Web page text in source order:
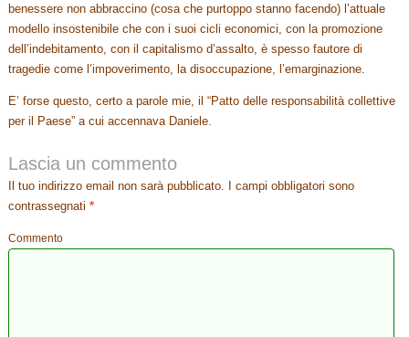
benessere non abbraccino (cosa che purtoppo stanno facendo) l’attuale
modello insostenibile che con i suoi cicli economici, con la promozione
dell’indebitamento, con il capitalismo d’assalto, è spesso fautore di
tragedie come l’impoverimento, la disoccupazione, l’emarginazione.
E’ forse questo, certo a parole mie, il “Patto delle responsabilità collettive
per il Paese” a cui accennava Daniele.
Lascia un commento
Il tuo indirizzo email non sarà pubblicato. I campi obbligatori sono
contrassegnati*
Commento